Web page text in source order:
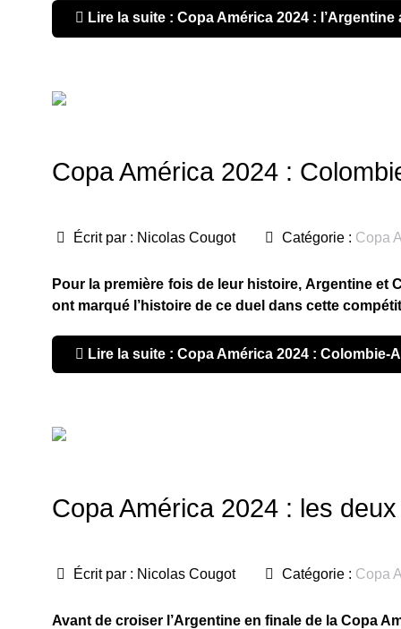
Lire la suite : Copa América 2024 : l’Argentine
Copa América 2024 :
Écrit par : Nicolas Cougot Catégorie : Copa
Pour la première fois de leur histoire, Argentine et
ont marqué l’histoire de ce duel dans cette
Lire la suite : Copa América 2024 : Colombie-
Copa América 2024 : les
Écrit par : Nicolas Cougot Catégorie : Copa
Avant de croiser l’Argentine en finale de la Copa